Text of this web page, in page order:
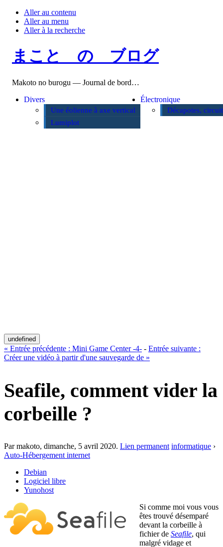
Aller au contenu
Aller au menu
Aller à la recherche
まこと の ブログ
Makoto no burogu — Journal de bord…
Divers
Une éolienne à axe vertical
Lumiplot
Électronique
Décapotes,
undefined
« Entrée précédente : Mini Game Center -4- - Entrée suivante :
Créer une vidéo à partir d'une sauvegarde de »
Seafile, comment vider la
corbeille ?
Par makoto, dimanche, 5 avril 2020. Lien permanent informatique ›
Auto-Hébergement internet
Debian
Logiciel libre
Yunohost
Si comme moi vous vous
êtes trouvé désemparé
devant la corbeille à
fichier de Seafile, qui
malgré vidage et